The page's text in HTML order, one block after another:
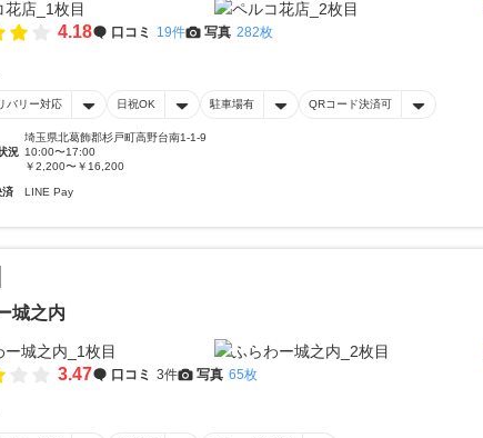
4.18 口コミ 19件 写真 282枚
バリー対応 日祝OK 駐車場有 QRコード決済可
埼玉県北葛飾郡杉戸町高野台南1-1-9
況 10:00〜17:00
￥2,200〜￥16,200
済 LINE Pay
城之内
3.47 口コミ 3件 写真 65枚